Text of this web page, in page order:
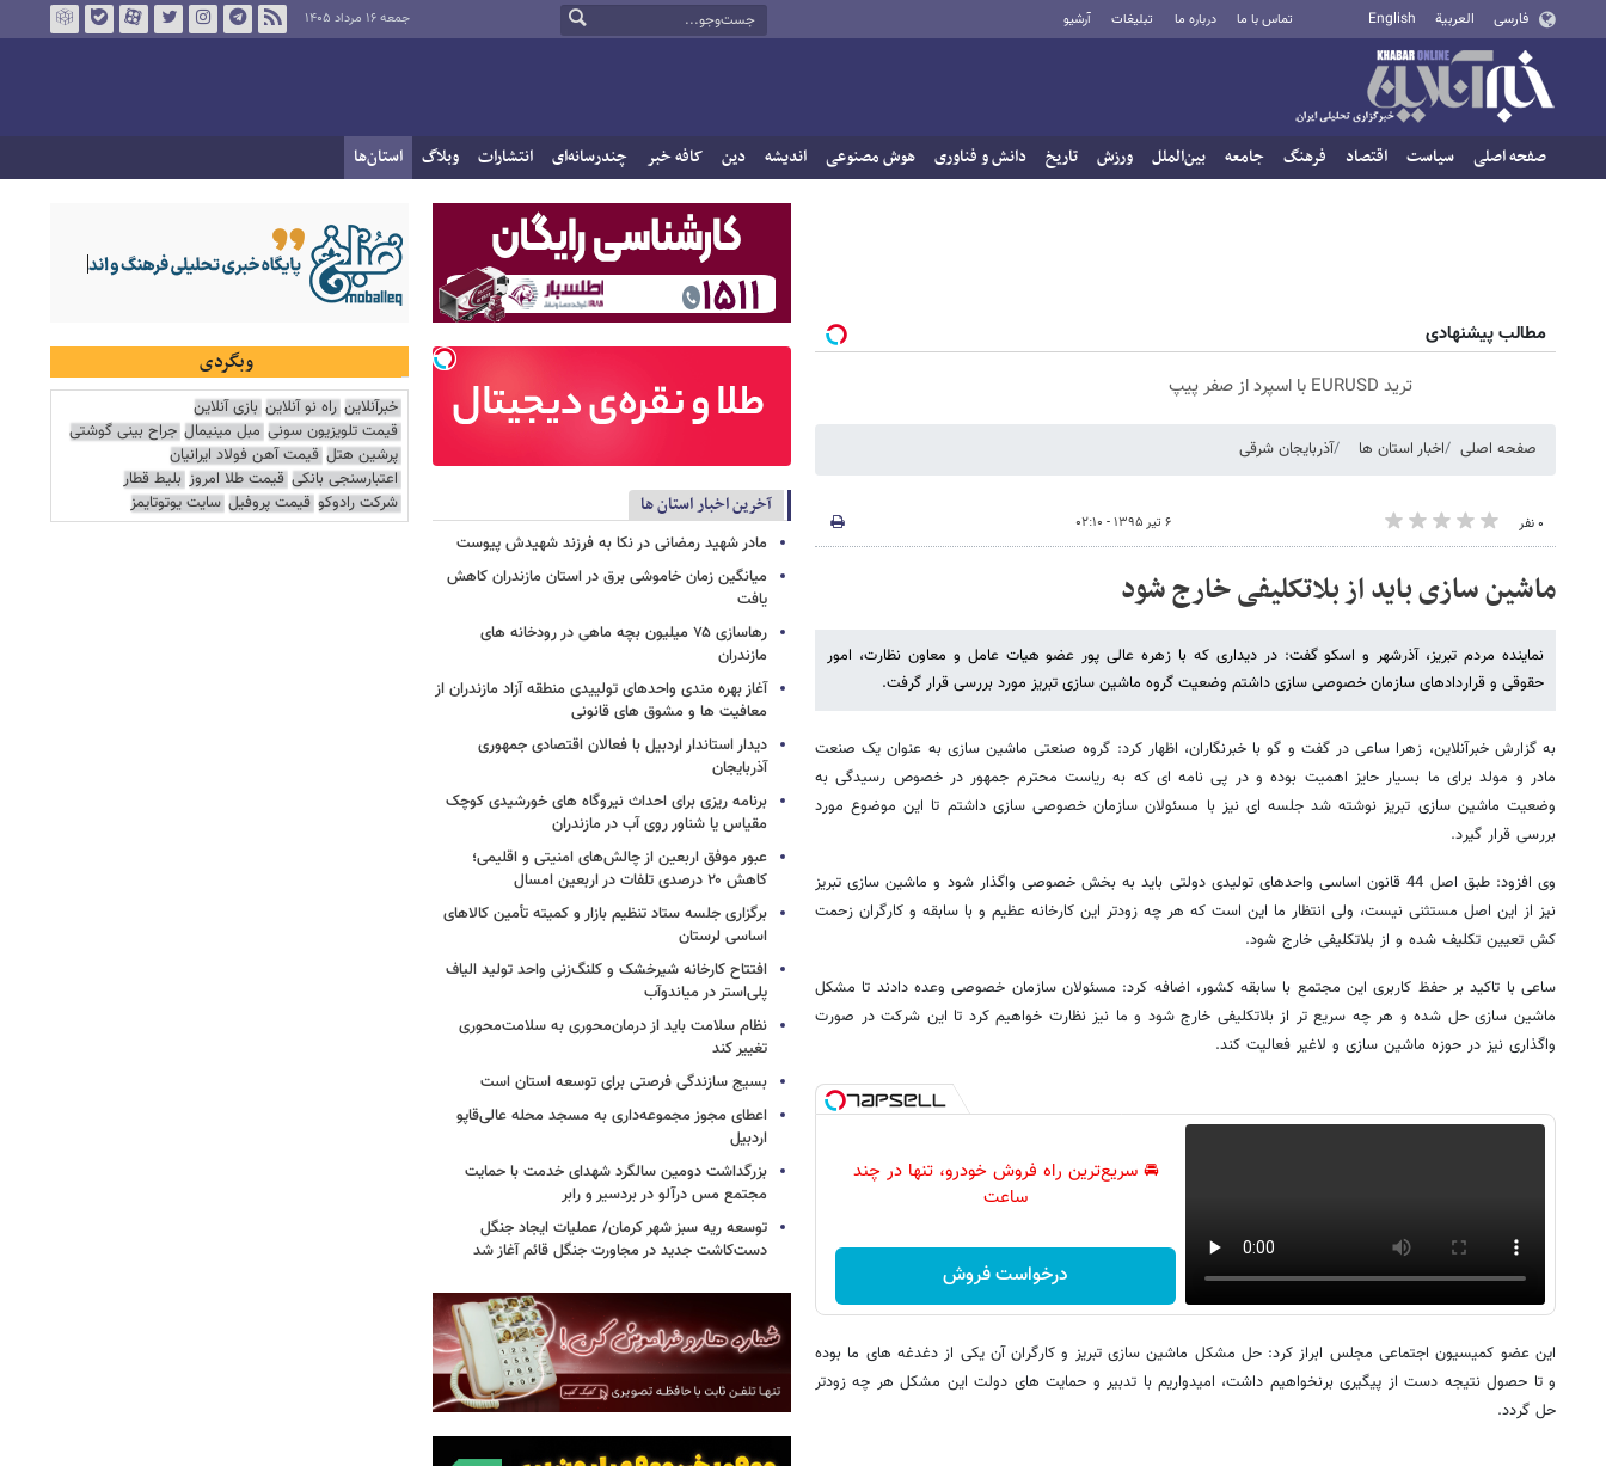
فارسی العربية English تماس با ما درباره ما تبلیغات آرشیو جمعه ۱۶ مرداد ۱۴۰۵
صفحه اصلی سیاست اقتصاد فرهنگ جامعه بین‌الملل ورزش تاریخ دانش و فناوری هوش مصنوعی اندیشه دین کافه خبر چندرسانه‌ای انتشارات وبلاگ استان‌ها
مطالب پیشنهادی
ترید EURUSD با اسپرد از صفر پیپ
صفحه اصلی اخبار استان ها آذربایجان شرقی
۰ نفر ۶ تیر ۱۳۹۵ - ۰۲:۱۰
ماشین سازی باید از بلاتکلیفی خارج شود
نماینده مردم تبریز، آذرشهر و اسکو گفت: در دیداری که با زهره عالی پور عضو هیات عامل و معاون نظارت، امور
حقوقی و قراردادهای سازمان خصوصی سازی داشتم وضعیت گروه ماشین سازی تبریز مورد بررسی قرار گرفت.
به گزارش خبرآنلاین، زهرا ساعی در گفت و گو با خبرنگاران، اظهار کرد: گروه صنعتی ماشین سازی به عنوان یک صنعت
مادر و مولد برای ما بسیار حایز اهمیت بوده و در پی نامه ای که به ریاست محترم جمهور در خصوص رسیدگی به
وضعیت ماشین سازی تبریز نوشته شد جلسه ای نیز با مسئولان سازمان خصوصی سازی داشتم تا این موضوع مورد
بررسی قرار گیرد.
وی افزود: طبق اصل 44 قانون اساسی واحدهای تولیدی دولتی باید به بخش خصوصی واگذار شود و ماشین سازی تبریز
نیز از این اصل مستثنی نیست، ولی انتظار ما این است که هر چه زودتر این کارخانه عظیم و با سابقه و کارگران زحمت
کش تعیین تکلیف شده و از بلاتکلیفی خارج شود.
ساعی با تاکید بر حفظ کاربری این مجتمع با سابقه کشور، اضافه کرد: مسئولان سازمان خصوصی وعده دادند تا مشکل
ماشین سازی حل شده و هر چه سریع تر از بلاتکلیفی خارج شود و ما نیز نظارت خواهیم کرد تا این شرکت در صورت
واگذاری نیز در حوزه ماشین سازی و لاغیر فعالیت کند.
🚘 سریع‌ترین راه فروش خودرو، تنها در چند
ساعت
درخواست فروش
این عضو کمیسیون اجتماعی مجلس ابراز کرد: حل مشکل ماشین سازی تبریز و کارگران آن یکی از دغدغه های ما بوده
و تا حصول نتیجه دست از پیگیری برنخواهیم داشت، امیدواریم با تدبیر و حمایت های دولت این مشکل هر چه زودتر
حل گردد.
آخرین اخبار استان ها
مادر شهید رمضانی در نکا به فرزند شهیدش پیوست
میانگین زمان خاموشی برق در استان مازندران کاهش
یافت
رهاسازی ۷۵ میلیون بچه ماهی در رودخانه های
مازندران
آغاز بهره مندی واحدهای تولییدی منطقه آزاد مازندران از
معافیت ها و مشوق های قانونی
دیدار استاندار اردبیل با فعالان اقتصادی جمهوری
آذربایجان
برنامه ریزی برای احداث نیروگاه های خورشیدی کوچک
مقیاس یا شناور روی آب در مازندران
عبور موفق اربعین از چالش‌های امنیتی و اقلیمی؛
کاهش ۲۰ درصدی تلفات در اربعین امسال
برگزاری جلسه ستاد تنظیم بازار و کمیته تأمین کالاهای
اساسی لرستان
افتتاح کارخانه شیرخشک و کلنگ‌زنی واحد تولید الیاف
پلی‌استر در میاندوآب
نظام سلامت باید از درمان‌محوری به سلامت‌محوری
تغییر کند
بسیج سازندگی فرصتی برای توسعه استان است
اعطای مجوز مجموعه‌داری به مسجد محله عالی‌قاپو
اردبیل
بزرگداشت دومین سالگرد شهدای خدمت با حمایت
مجتمع مس درآلو در بردسیر و رابر
توسعه ریه سبز شهر کرمان/ عملیات ایجاد جنگل
دست‌کاشت جدید در مجاورت جنگل قائم آغاز شد
وبگردی
خبرآنلاین راه نو آنلاین بازی آنلاین
قیمت تلویزیون سونی مبل مینیمال جراح بینی گوشتی
پرشین هتل قیمت آهن فولاد ایرانیان
اعتبارسنجی بانکی قیمت طلا امروز بلیط قطار
شرکت رادوکو قیمت پروفیل سایت یوتوتایمز